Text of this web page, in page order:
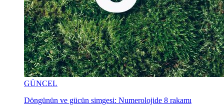
GÜNCEL
Döngünün ve gücün simgesi: Numerolojide 8 rakamı